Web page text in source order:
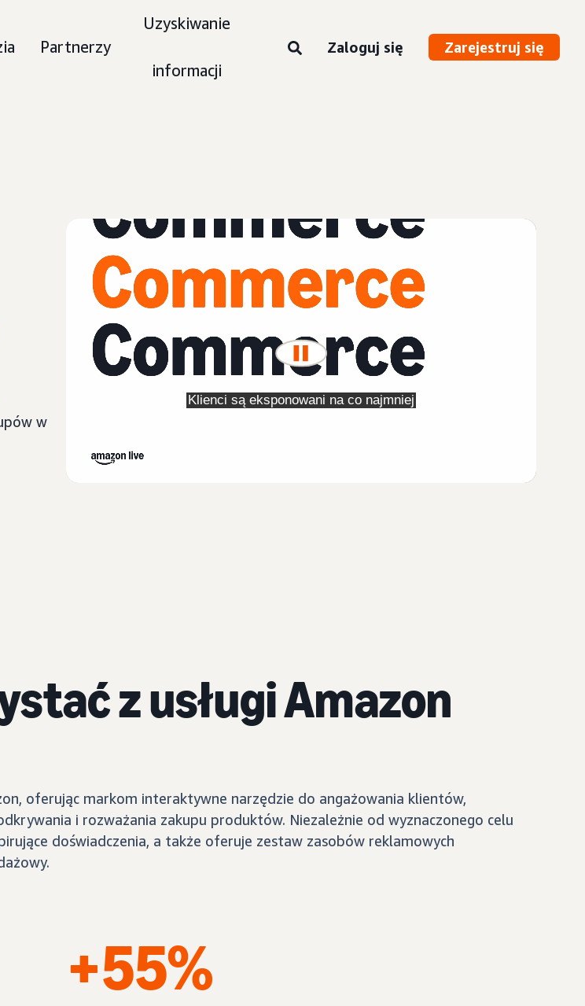
Partnerzy
Uzyskiwanie
informacji
Zaloguj się Zarejestruj się
w
z usługi Amazon
oferując markom interaktywne narzędzie do angażowania klientów,
i rozważania zakupu produktów. Niezależnie od wyznaczonego celu
doświadczenia, a także oferuje zestaw zasobów reklamowych
+55%